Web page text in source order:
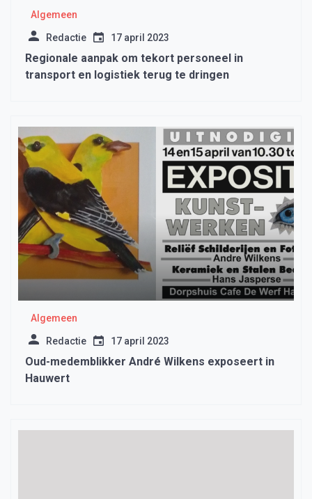
Algemeen
Redactie 17 april 2023
Regionale aanpak om tekort personeel in
transport en logistiek terug te dringen
Algemeen
Redactie 17 april 2023
Oud-medemblikker André Wilkens exposeert in
Hauwert